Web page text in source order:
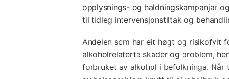
opplysnings- og haldningskampanjar
til tidleg intervensjonstiltak og
Andelen som har eit høgt og risikofylt
alkoholrelaterte skader og problem,
forbruket av alkohol i befolkninga. Når